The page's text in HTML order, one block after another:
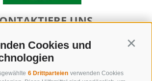
Cookies und
6 Drittparteien verwenden Cookies
UNS
+39 0472 632 372
info@gossensass.org